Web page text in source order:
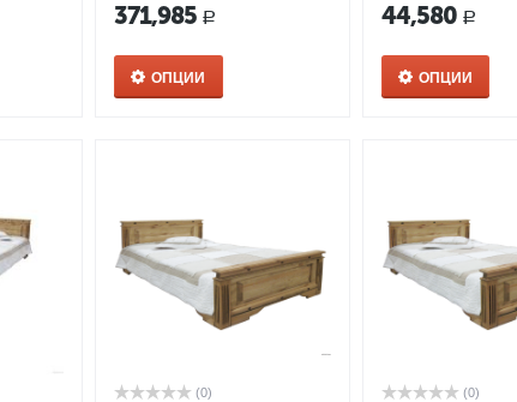
371,985 Р
ОПЦИИ
44,580 Р
ОПЦИИ
(0) (0)